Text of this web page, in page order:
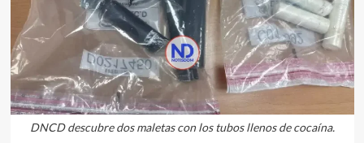
DNCD descubre dos maletas con los tubos llenos de cocaína.